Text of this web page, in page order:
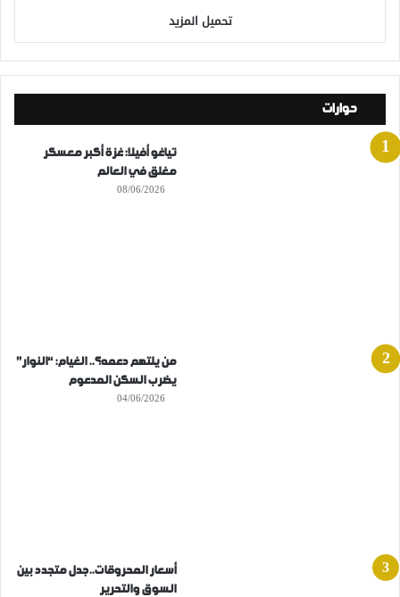
تحميل المزيد
حوارات
تياغو أفيلا: غزة أكبر معسكر
مغلق في العالم
08/06/2026
من يلتهم دعمه؟.. الغيام: “النوار”
يضرب السكن المدعوم
04/06/2026
أسعار المحروقات..جدل متجدد بين
السوق والتحرير